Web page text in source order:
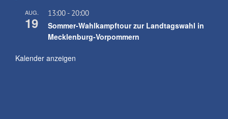
AUG.
19
13:00 - 20:00
Sommer-Wahlkampftour zur Landtagswahl in
Mecklenburg-Vorpommern
Kalender anzeigen